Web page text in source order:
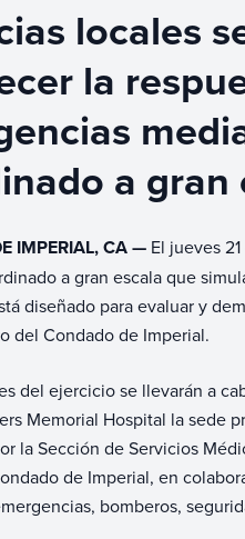
locales
la
a gran
IMPERIAL, CA — El jueves
a gran escala que
diseñado para evaluar y
del Condado de Imperial.
del ejercicio se llevarán a
Memorial Hospital la sede
la Sección de Servicios
de Imperial, en
bomberos,